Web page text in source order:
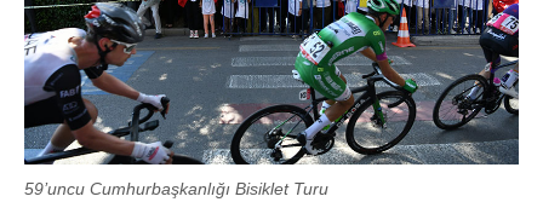
59’uncu Cumhurbaşkanlığı Bisiklet Turu